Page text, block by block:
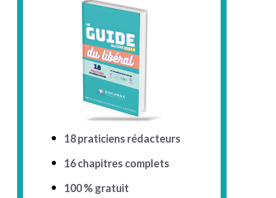
18 praticiens rédacteurs
16 chapitres complets
100 % gratuit